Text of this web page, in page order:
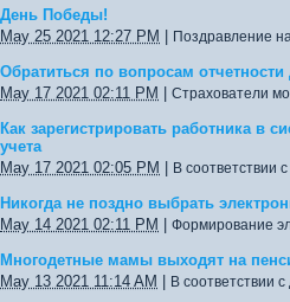
День Победы!
May 25 2021 12:27 PM
Поздравление
Обратиться по вопросам отчетности
May 17 2021 02:11 PM
Страхователи
Как зарегистрировать работника в
учета
May 17 2021 02:05 PM
В соответствии
Никогда не поздно выбрать
May 14 2021 02:11 PM
Формирование
Многодетные мамы выходят на
May 13 2021 11:14 AM
В соответствии